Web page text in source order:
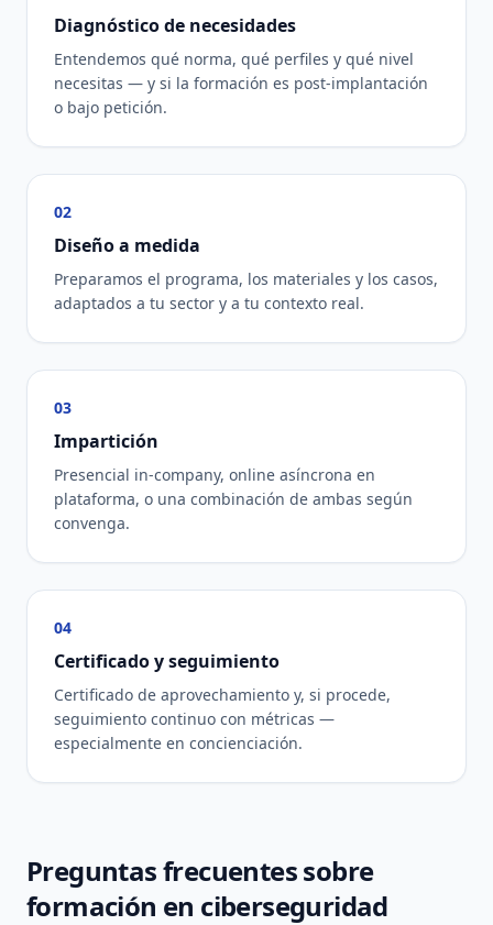
Diagnóstico de necesidades
Entendemos qué norma, qué perfiles y qué nivel
necesitas — y si la formación es post-implantación
o bajo petición.
02
Diseño a medida
Preparamos el programa, los materiales y los casos,
adaptados a tu sector y a tu contexto real.
03
Impartición
Presencial in-company, online asíncrona en
plataforma, o una combinación de ambas según
convenga.
04
Certificado y seguimiento
Certificado de aprovechamiento y, si procede,
seguimiento continuo con métricas —
especialmente en concienciación.
Preguntas frecuentes sobre
formación en ciberseguridad